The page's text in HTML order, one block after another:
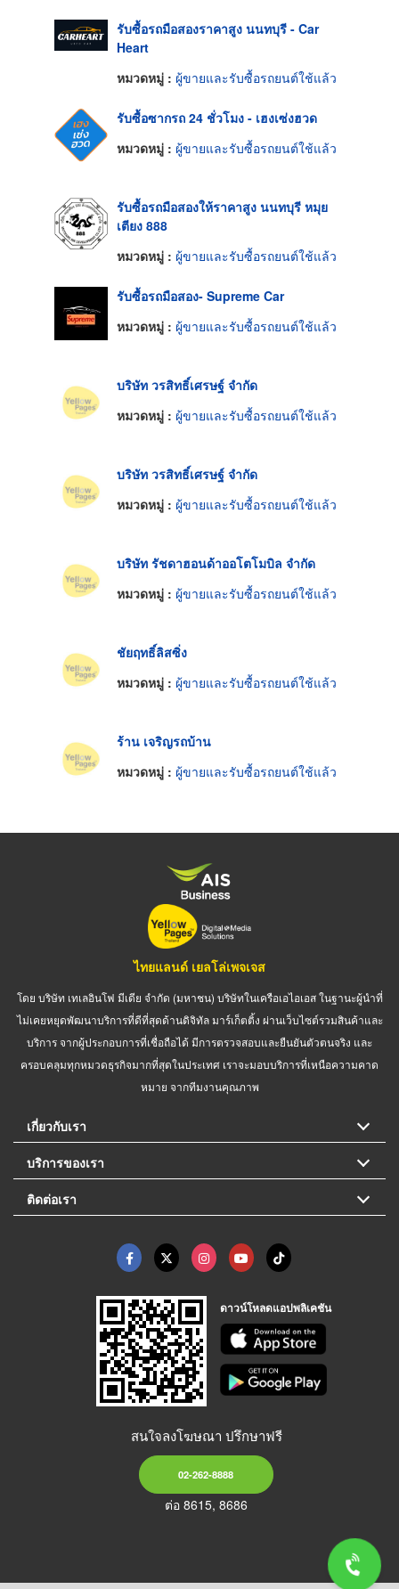
รับซื้อรถมือสองราคาสูง นนทบุรี - Car
Heart
หมวดหมู่ : ผู้ขายและรับซื้อรถยนต์ใช้แล้ว
รับซื้อซากรถ 24 ชั่วโมง - เฮงเซ่งฮวด
หมวดหมู่ : ผู้ขายและรับซื้อรถยนต์ใช้แล้ว
รับซื้อรถมือสองให้ราคาสูง นนทบุรี หมุย
เตียง 888
หมวดหมู่ : ผู้ขายและรับซื้อรถยนต์ใช้แล้ว
รับซื้อรถมือสอง- Supreme Car
หมวดหมู่ : ผู้ขายและรับซื้อรถยนต์ใช้แล้ว
บริษัท วรสิทธิ์เศรษฐ์ จำกัด
หมวดหมู่ : ผู้ขายและรับซื้อรถยนต์ใช้แล้ว
บริษัท วรสิทธิ์เศรษฐ์ จำกัด
หมวดหมู่ : ผู้ขายและรับซื้อรถยนต์ใช้แล้ว
บริษัท รัชดาฮอนด้าออโตโมบิล จำกัด
หมวดหมู่ : ผู้ขายและรับซื้อรถยนต์ใช้แล้ว
ชัยฤทธิ์ลิสซิ่ง
หมวดหมู่ : ผู้ขายและรับซื้อรถยนต์ใช้แล้ว
ร้าน เจริญรถบ้าน
หมวดหมู่ : ผู้ขายและรับซื้อรถยนต์ใช้แล้ว
ไทยแลนด์ เยลโล่เพจเจส
โดย บริษัท เทเลอินโฟ มีเดีย จำกัด (มหาชน) บริษัทในเครือเอไอเอส ในฐานะผู้นำที่
ไม่เคยหยุดพัฒนาบริการที่ดีที่สุดด้านดิจิทัล มาร์เก็ตติ้ง ผ่านเว็บไซต์รวมสินค้าและ
บริการ จากผู้ประกอบการที่เชื่อถือได้ มีการตรวจสอบและยืนยันตัวตนจริง และ
ครอบคลุมทุกหมวดธุรกิจมากที่สุดในประเทศ เราจะมอบบริการที่เหนือความคาด
หมาย จากทีมงานคุณภาพ
เกี่ยวกับเรา
บริการของเรา
ติดต่อเรา
ดาวน์โหลดแอปพลิเคชัน
สนใจลงโฆษณา ปรึกษาฟรี
02-262-8888
ต่อ 8615, 8686